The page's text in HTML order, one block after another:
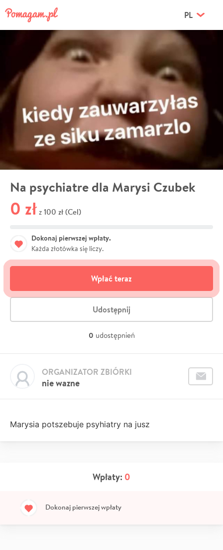
PL
Na psychiatre dla Marysi Czubek
0 zł z 100 zł (Cel)
Dokonaj pierwszej wpłaty.
Każda złotówka się liczy.
Wpłać teraz
Udostępnij
0 udostępnień
nie wazne
ORGANIZATOR ZBIÓRKI
Marysia potszebuje psyhiatry na jusz
Wpłaty: 0
Dokonaj pierwszej wpłaty